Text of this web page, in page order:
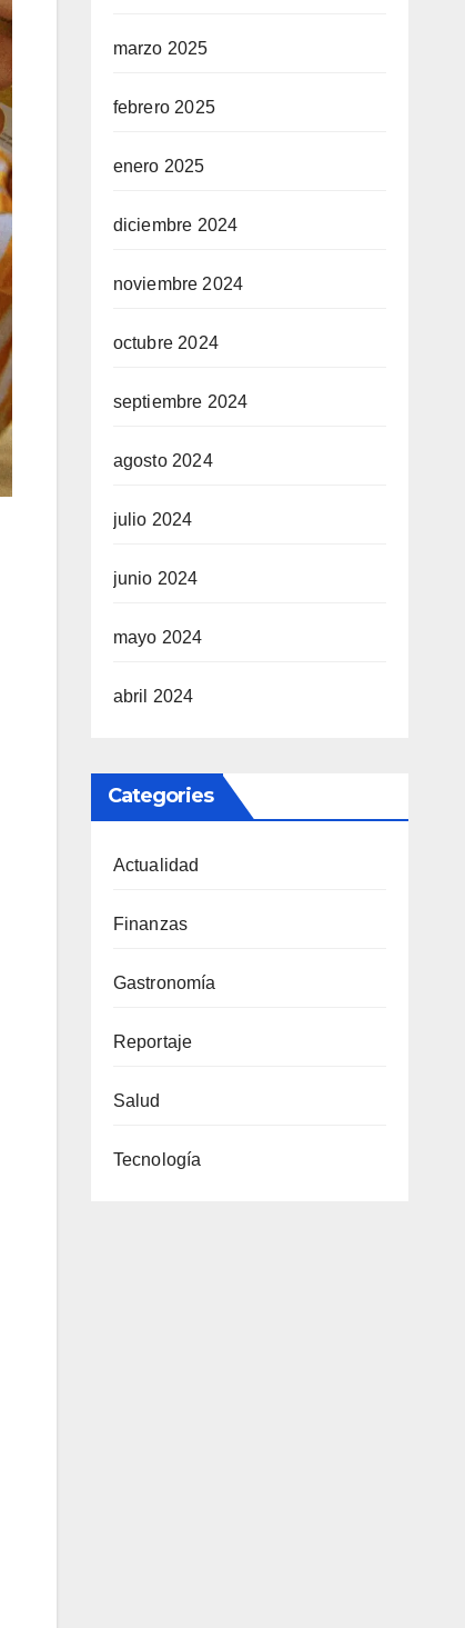
marzo 2025
febrero 2025
enero 2025
diciembre 2024
noviembre 2024
octubre 2024
septiembre 2024
agosto 2024
julio 2024
junio 2024
mayo 2024
abril 2024
Categories
Actualidad
Finanzas
Gastronomía
Reportaje
Salud
Tecnología